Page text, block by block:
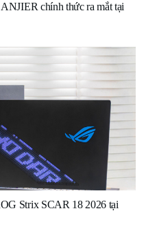
chính thức ra mắt tại
Strix SCAR 18 2026 tại